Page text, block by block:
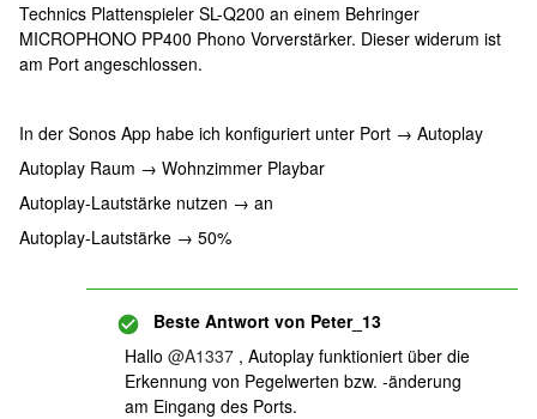
Technics Plattenspieler SL-Q200 an einem Behringer
MICROPHONO PP400 Phono Vorverstärker. Dieser widerum ist
am Port angeschlossen.
In der Sonos App habe ich konfiguriert unter Port → Autoplay
Autoplay Raum → Wohnzimmer Playbar
Autoplay-Lautstärke nutzen → an
Autoplay-Lautstärke → 50%
Beste Antwort von Peter_13
Hallo ​ @A1337 , Autoplay funktioniert über die
Erkennung von Pegelwerten bzw. -änderung
am Eingang des Ports.